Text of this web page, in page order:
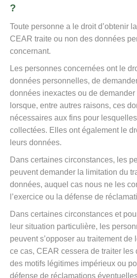
?
Toute personne a le droit d’obtenir
CEAR traite ou non des données
concernant.
Les personnes concernées ont le
données personnelles, de
données inexactes ou de
lorsque, entre autres raisons, ces
nécessaires aux fins pour
collectées. Elles ont également le
leurs données.
Dans certaines circonstances, les
peuvent demander la limitation du
données, auquel cas nous ne les
l’exercice ou la défense de
Dans certaines circonstances et
leur situation particulière, les
peuvent s’opposer au traitement
ce cas, CEAR cessera de traiter les
des motifs légitimes impérieux ou
défense de réclamations